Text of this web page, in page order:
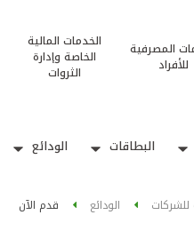
المصرفية
للأفراد
الخدمات المالية
الخاصة وإدارة
الثروات
البطاقات الودائع
للشركات الودائع قدم الآن